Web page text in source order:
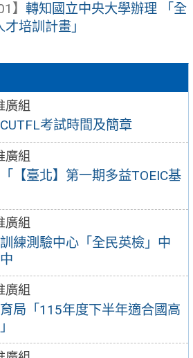
廣組
考試時間及簡章
廣組
【臺北】第一期多益TOEIC基
廣組
練測驗中心「全民英檢」中
廣組
局「115年度下半年適合國高
】 轉知國立中央大學辦理 「全
培訓計畫」